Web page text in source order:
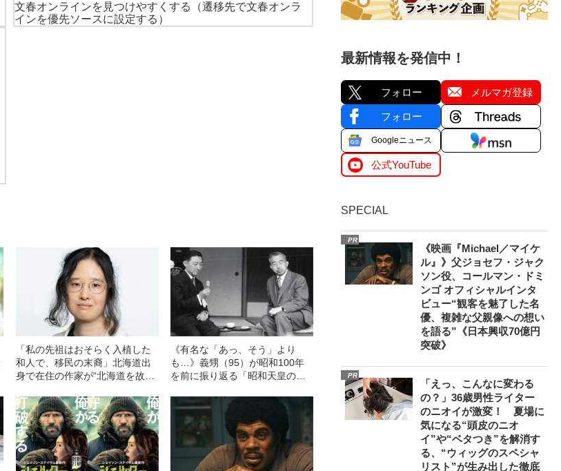
文春オンラインを見つけやすくする
（遷移先で文春オンラ
インを優先ソースに設定する）
「私の先祖はおそらく入植した
和人で、移民の末裔」北海道出
身で在住の作家が“北海道を故郷
《有名な「あっ、そう」より
も…》義甥（95）が昭和100年
を前に振り返る「昭和天皇の何
最新情報を発信中！
フォロー メルマガ登録
フォロー
Googleニュース
公式YouTube
SPECIAL
PR
《映画『Michael／マイケ
ル』》父ジョセフ・ジャク
ソン役、コールマン・ドミ
ンゴ オフィシャルインタ
ビュー“観客を魅了した名
優、複雑な父親像への想い
を語る”《日本興収70億円
突破》
PR
「えっ、こんなに変わる
の？」36歳男性ライター
のニオイが激変！ 夏場に
気になる“頭皮のニオ
イ”や“ベタつき”を解消す
る、“ウィッグのスペシャ
リスト”が生み出した徹底